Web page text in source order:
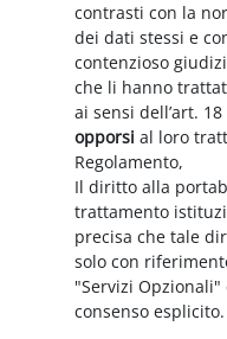
contrasti con la
dei dati stessi e
contenzioso
che li hanno
ai sensi dell’art.
opporsi al loro
Regolamento,
Il diritto alla
trattamento
precisa che tale
solo con
"Servizi
consenso esplicito.